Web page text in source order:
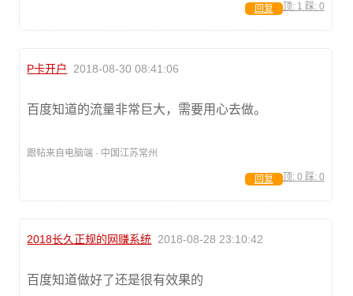
顶: 1 踩: 0
回复
P卡开户 2018-08-30 08:41:06
百度知道的流量非常巨大，需要用心去做。
跟帖来自电脑端 · 中国江苏常州
顶: 0 踩: 0
回复
2018长久正规的网赚系统 2018-08-28 23:10:42
百度知道做好了还是很有效果的